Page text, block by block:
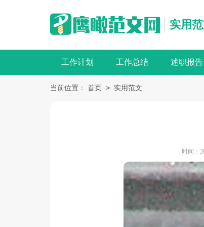
实用
工作计划 工作总结 述职报告
当前位置： 首页 > 实用范文
时间：